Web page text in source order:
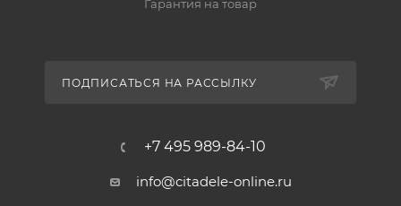
Гарантия на товар
ПОДПИСАТЬСЯ НА РАССЫЛКУ
+7 495 989-84-10
info@citadele-online.ru